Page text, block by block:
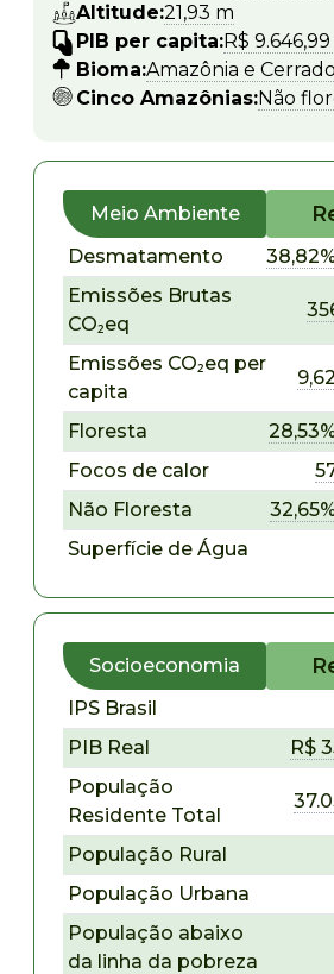
Altitude:21,93 m
PIB per capita:R$
Bioma:Amazônia e Cerrado
Cinco Amazônias:Não
Meio Ambiente
Desmatamento
Emissões Brutas
CO₂eq
Emissões CO₂eq per
capita
Floresta
Focos de calor
Não Floresta
Superfície de Água
Socioeconomia
IPS Brasil
PIB Real
R$
População
Residente Total
População Rural
População Urbana
População abaixo
da linha da pobreza